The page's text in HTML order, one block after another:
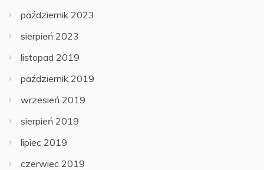
październik 2023
sierpień 2023
listopad 2019
październik 2019
wrzesień 2019
sierpień 2019
lipiec 2019
czerwiec 2019